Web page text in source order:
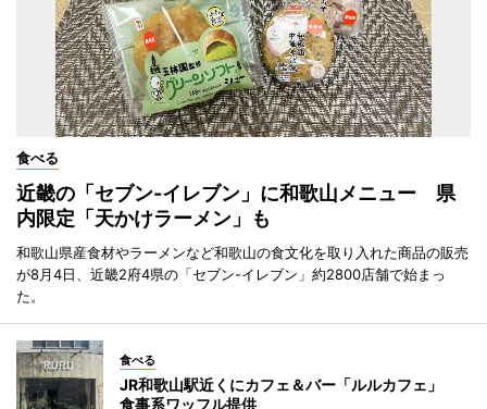
食べる
近畿の「セブン-イレブン」に和歌山メニュー 県
内限定「天かけラーメン」も
和歌山県産食材やラーメンなど和歌山の食文化を取り入れた商品の販売
が8月4日、近畿2府4県の「セブン-イレブン」約2800店舗で始まっ
た。
食べる
JR和歌山駅近くにカフェ＆バー「ルルカフェ」
食事系ワッフル提供